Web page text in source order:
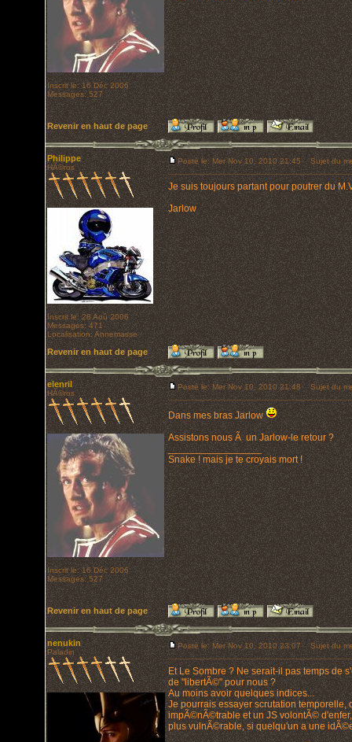
Inscrit le: 16 Déc 2006
Messages: 527
Revenir en haut de page
Philippe
HÃ©ros
Inscrit le: 28 Aoû 2006
Messages: 471
Localisation: Annemasse
Posté le: Mer Nov 10, 2010 21:45 Sujet du
Je suis toujours partant pour poutrer du
Jarlow
Revenir en haut de page
elenril
HÃ©ros
Inscrit le: 16 Déc 2006
Messages: 527
Posté le: Mer Nov 10, 2010 21:48 Sujet du
Dans mes bras Jarlow
Assistons nous Ã un Jarlow-le retour ?
_________________
Snake ! mais je te croyais mort !
Revenir en haut de page
nenukin
Paladin
Posté le: Mer Nov 10, 2010 23:07 Sujet du
Et Le Sombre ? Ne serait-il pas temps de
de "libertÃ©" pour nous ?
Au moins avoir quelques indices...
Je pourrais essayer scrutation temporelle,
impÃ©nÃ©trable et un JS volontÃ©
plus vulnÃ©rable, si quelqu'un a une